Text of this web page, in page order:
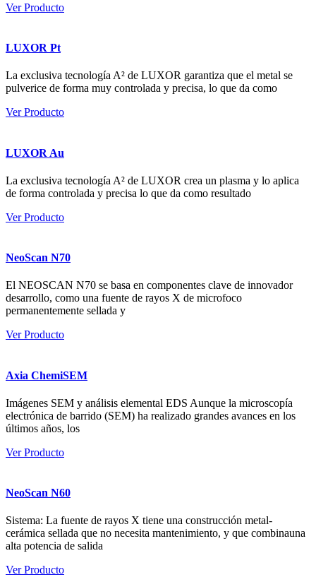
Ver Producto
LUXOR Pt
La exclusiva tecnología A² de LUXOR garantiza que el metal se
pulverice de forma muy controlada y precisa, lo que da como
Ver Producto
LUXOR Au
La exclusiva tecnología A² de LUXOR crea un plasma y lo aplica
de forma controlada y precisa lo que da como resultado
Ver Producto
NeoScan N70
El NEOSCAN N70 se basa en componentes clave de innovador
desarrollo, como una fuente de rayos X de microfoco
permanentemente sellada y
Ver Producto
Axia ChemiSEM
Imágenes SEM y análisis elemental EDS Aunque la microscopía
electrónica de barrido (SEM) ha realizado grandes avances en los
últimos años, los
Ver Producto
NeoScan N60
Sistema: La fuente de rayos X tiene una construcción metal-
cerámica sellada que no necesita mantenimiento, y que combinauna
alta potencia de salida
Ver Producto